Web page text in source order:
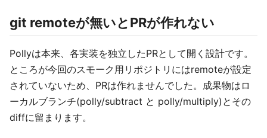
git remoteが無いとPRが作れない
Pollyは本来、各実装を独立したPRとして開く設計です。
ところが今回のスモーク用リポジトリにはremoteが設定
されていないため、PRは作れませんでした。成果物はロ
ーカルブランチ(polly/subtract と polly/multiply)とその
diffに留まります。